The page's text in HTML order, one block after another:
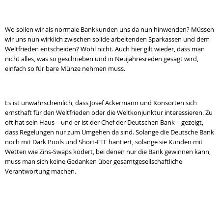
Wo sollen wir als normale Bankkunden uns da nun hinwenden? Müssen
wir uns nun wirklich zwischen solide arbeitenden Sparkassen und dem
Weltfrieden entscheiden? Wohl nicht. Auch hier gilt wieder, dass man
nicht alles, was so geschrieben und in Neujahresreden gesagt wird,
einfach so für bare Münze nehmen muss.
Es ist unwahrscheinlich, dass Josef Ackermann und Konsorten sich
ernsthaft für den Weltfrieden oder die Weltkonjunktur interessieren. Zu
oft hat sein Haus – und er ist der Chef der Deutschen Bank – gezeigt,
dass Regelungen nur zum Umgehen da sind. Solange die Deutsche Bank
noch mit Dark Pools und Short-ETF hantiert, solange sie Kunden mit
Wetten wie Zins-Swaps ködert, bei denen nur die Bank gewinnen kann,
muss man sich keine Gedanken über gesamtgesellschaftliche
Verantwortung machen.